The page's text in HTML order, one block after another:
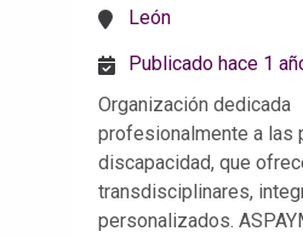
León
Publicado hace 1
Organización dedicada
profesionalmente a las
discapacidad, que
transdisciplinares,
personalizados.